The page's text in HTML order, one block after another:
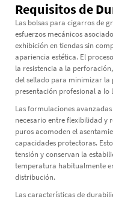
Requisitos de
Las bolsas para cigarros de
esfuerzos mecánicos
exhibición en tiendas sin
apariencia estética. El
la resistencia a la
del sellado para minimizar
presentación profesional a
Las formulaciones
necesario entre flexibilidad y
puros acomoden el
capacidades protectoras.
tensión y conservan la
temperatura habitualmente
distribución.
Las características de